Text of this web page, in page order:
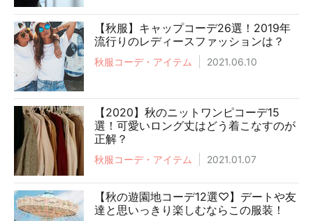
【秋服】キャップコーデ26選！2019年
流行りのレディースファッションは？
秋服コーデ・アイテム 2021.06.10
【2020】秋のニットワンピコーデ15
選！可愛いロング丈はどう着こなすのが
正解？
秋服コーデ・アイテム 2021.01.07
【秋の遊園地コーデ12選♡】デートや友
達と思いっきり楽しむならこの服装！